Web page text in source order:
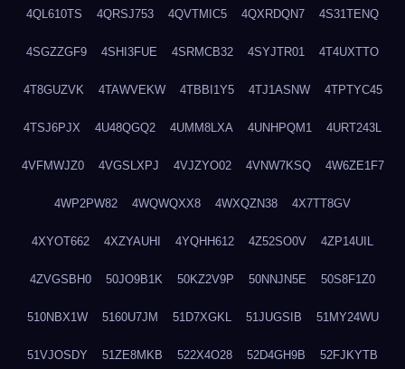
4QL610TS 4QRSJ753 4QVTMIC5 4QXRDQN7 4S31TENQ
4SGZZGF9 4SHI3FUE 4SRMCB32 4SYJTR01 4T4UXTTO
4T8GUZVK 4TAWVEKW 4TBBI1Y5 4TJ1ASNW 4TPTYC45
4TSJ6PJX 4U48QGQ2 4UMM8LXA 4UNHPQM1 4URT243L
4VFMWJZ0 4VGSLXPJ 4VJZYO02 4VNW7KSQ 4W6ZE1F7
4WP2PW82 4WQWQXX8 4WXQZN38 4X7TT8GV
4XYOT662 4XZYAUHI 4YQHH612 4Z52SO0V 4ZP14UIL
4ZVGSBH0 50JO9B1K 50KZ2V9P 50NNJN5E 50S8F1Z0
510NBX1W 5160U7JM 51D7XGKL 51JUGSIB 51MY24WU
51VJOSDY 51ZE8MKB 522X4O28 52D4GH9B 52FJKYTB